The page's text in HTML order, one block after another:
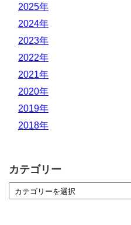
2025年
2024年
2023年
2022年
2021年
2020年
2019年
2018年
カテゴリー